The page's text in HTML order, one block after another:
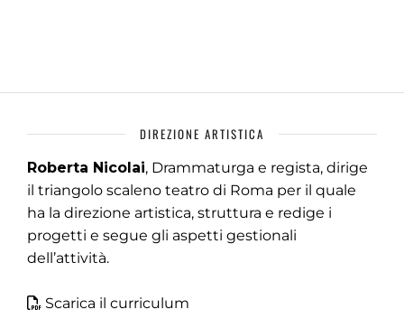
DIREZIONE ARTISTICA
Roberta Nicolai, Drammaturga e regista, dirige
il triangolo scaleno teatro di Roma per il quale
ha la direzione artistica, struttura e redige i
progetti e segue gli aspetti gestionali
dell’attività.
Scarica il curriculum